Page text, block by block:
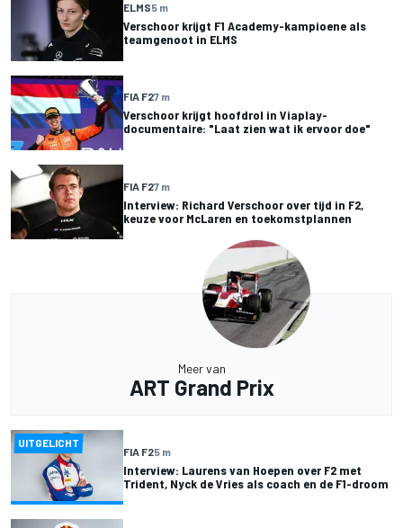
ELMS5 m
Verschoor krijgt F1 Academy-kampioene als
teamgenoot in ELMS
FIA F27 m
Verschoor krijgt hoofdrol in Viaplay-
documentaire: "Laat zien wat ik ervoor doe"
FIA F27 m
Interview: Richard Verschoor over tijd in F2,
keuze voor McLaren en toekomstplannen
Meer van
ART Grand Prix
UITGELICHT
FIA F25 m
Interview: Laurens van Hoepen over F2 met
Trident, Nyck de Vries als coach en de F1-droom